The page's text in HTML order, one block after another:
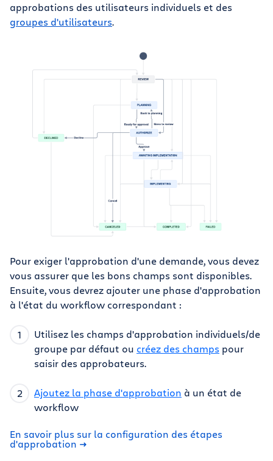
approbations des utilisateurs individuels et des
groupes d'utilisateurs.
Pour exiger l'approbation d'une demande, vous devez
vous assurer que les bons champs sont disponibles.
Ensuite, vous devrez ajouter une phase d'approbation
à l'état du workflow correspondant :
Utilisez les champs d'approbation individuels/de
groupe par défaut ou créez des champs pour
saisir des approbateurs.
Ajoutez la phase d'approbation à un état de
workflow
En savoir plus sur la configuration des étapes
d'approbation